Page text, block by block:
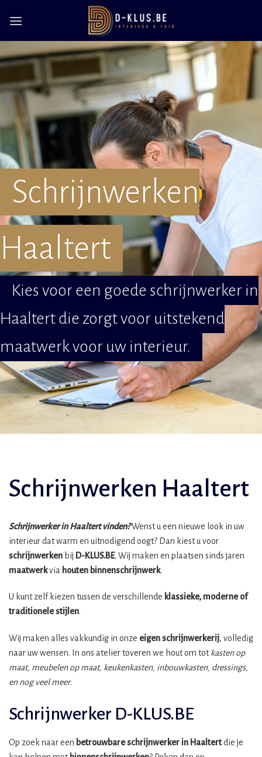
Schrijnwerken
Haaltert
Kies voor een goede schrijnwerker in
Haaltert die zorgt voor uitstekend
maatwerk voor uw interieur.
Schrijnwerken Haaltert
Schrijnwerker in Haaltert vinden?Wenst u een nieuwe look in uw
interieur dat warm en uitnodigend oogt? Dan kiest u voor
schrijnwerken bij D-KLUS.BE. Wij maken en plaatsen sinds jaren
maatwerkvia houten binnenschrijnwerk.
U kunt zelf kiezen tussen de verschillende klassieke, moderne of
traditionele stijlen.
Wij maken alles vakkundig in onze eigen schrijnwerkerij, volledig
naar uw wensen. In ons atelier toveren we hout om totkasten op
maat, meubelen op maat, keukenkasten, inbouwkasten, dressings,
en nog veel meer.
Schrijnwerker D-KLUS.BE
Op zoek naar een betrouwbare schrijnwerker in Haaltertdie je